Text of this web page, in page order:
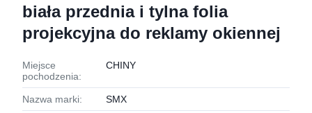
biała przednia i tylna folia
projekcyjna do reklamy okiennej
Miejsce
pochodzenia:
CHINY
Nazwa marki: SMX